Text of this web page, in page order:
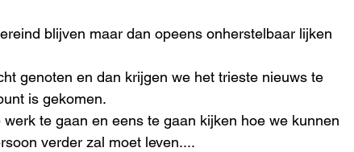
blijven maar dan opeens onherstelbaar lijken
genoten en dan krijgen we het trieste nieuws te
is gekomen.
te gaan en eens te gaan kijken hoe we kunnen
verder zal moet leven....